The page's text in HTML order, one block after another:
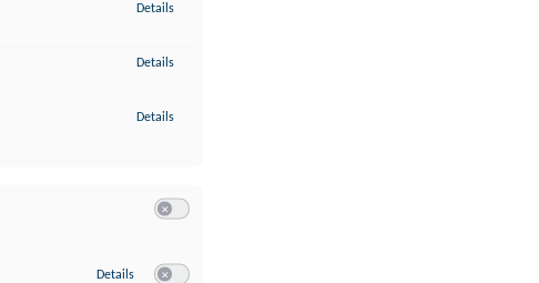
Details
Details
Details
Details zu Google Analytics